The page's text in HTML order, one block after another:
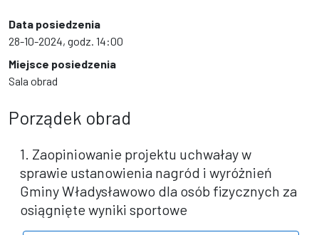
Data posiedzenia
28-10-2024, godz. 14:00
Miejsce posiedzenia
Sala obrad
Porządek obrad
1. Zaopiniowanie projektu uchwałay w
sprawie ustanowienia nagród i wyróżnień
Gminy Władysławowo dla osób fizycznych za
osiągnięte wyniki sportowe